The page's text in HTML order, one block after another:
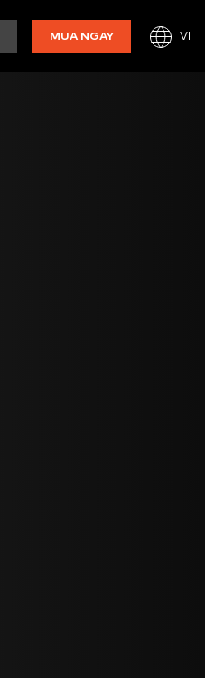
MUA NGAY VI